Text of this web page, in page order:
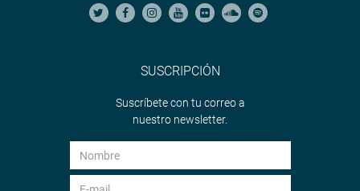
SUSCRIPCIÓN
Suscríbete con tu correo a
nuestro newsletter.